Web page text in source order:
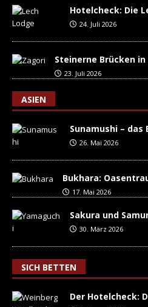
Hotelcheck: Die
24. Juli 2026
Steinerne Brücken
23. Juli 2026
ASIEN
Sunamushi – das
26. Mai 2026
Bukhara:
17. Mai 2026
Sakura und
30. März 2026
SICH BETTEN
Der Hotelcheck: